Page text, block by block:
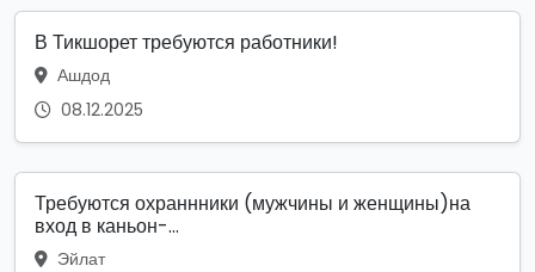
В Тикшорет требуются работники!
Ашдод
08.12.2025
Требуются охраннники (мужчины и женщины)на
вход в каньон-...
Эйлат